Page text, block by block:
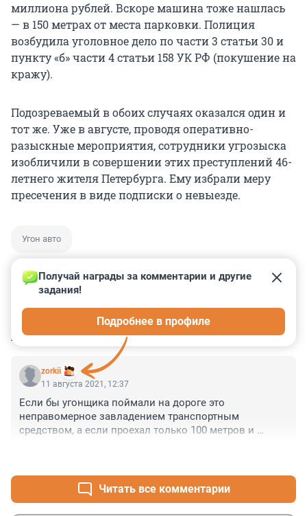
миллиона рублей. Вскоре машина тоже нашлась
— в 150 метрах от места парковки. Полиция
возбудила уголовное дело по части 3 статьи 30 и
пункту «б» части 4 статьи 158 УК РФ (покушение на
кражу).
Подозреваемый в обоих случаях оказался один и
тот же. Уже в августе, проводя оперативно-
разыскные мероприятия, сотрудники угрозыска
изобличили в совершении этих преступлений 46-
летнего жителя Петербурга. Ему избрали меру
пресечения в виде подписки о невыезде.
Угон авто
КОММЕНТАРИИ 1
zorkii
Получай награды за комментарии и другие
задания!
Подробнее в профиле
11 августа 2021, 12:37
Если бы угонщика поймали на дороге это
неправомерное завладением транспортным
средством, а если проехал только 100 метров и
Читать все комментарии